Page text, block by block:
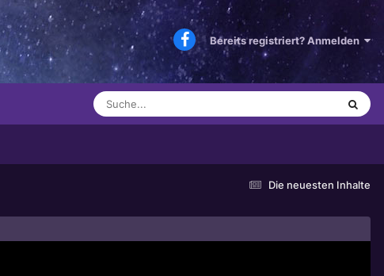
Bereits registriert? Anmelden
Die neuesten Inhalte